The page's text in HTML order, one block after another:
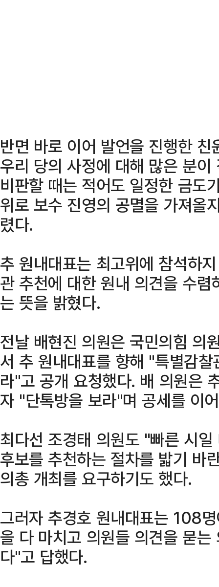
반면 바로 이어 발언을 진행한
우리 당의 사정에 대해 많은 분
비판할 때는 적어도 일정한 금도
위로 보수 진영의 공멸을 가져올
렸다.
추 원내대표는 최고위에 참석하
관 추천에 대한 원내 의견을 수
는 뜻을 밝혔다.
전날 배현진 의원은 국민의힘 의
서 추 원내대표를 향해 "특별감
라"고 공개 요청했다. 배 의원은
자 "단톡방을 보라"며 공세를 이
최다선 조경태 의원도 "빠른 시
후보를 추천하는 절차를 밟기 바
의총 개최를 요구하기도 했다.
그러자 추경호 원내대표는 108
을 다 마치고 의원들 의견을 묻
다"고 답했다.